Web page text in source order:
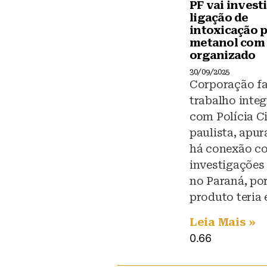
PF vai
ligação de
intoxicação
metanol com
organizado
30/09/2025
Corporação
trabalho
com Polícia
paulista,
há conexão
investigações
no Paraná,
produto teria
Leia Mais »